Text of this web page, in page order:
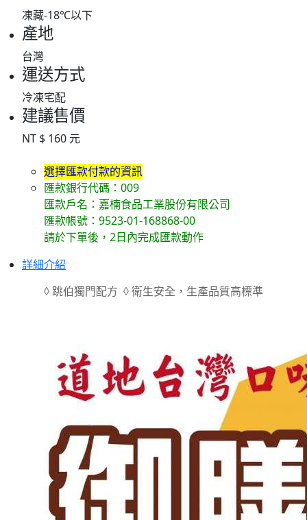
凍藏-18℃以下
產地
台灣
運送方式
冷凍宅配
建議售價
NT $ 160 元
選擇匯款付款的資訊
匯款銀行代碼：009
匯款戶名：嘉楠食品工業股份有限公司
匯款帳號：9523-01-168868-00
請於下單後，2日內完成匯款動作
詳細介紹
◊ 跳伯獨門配方 ◊ 衛生安全，生產品質高標準